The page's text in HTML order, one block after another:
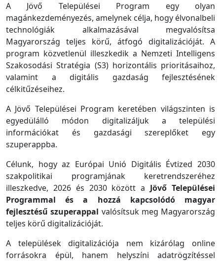
A Jövő Települései Program egy olyan
magánkezdeményezés, amelynek célja, hogy élvonalbeli
technológiák alkalmazásával megvalósítsa
Magyarország teljes körű, átfogó digitalizációját. A
program közvetlenül illeszkedik a Nemzeti Intelligens
Szakosodási Stratégia (S3) horizontális prioritásaihoz,
valamint a digitális gazdaság fejlesztésének
célkitűzéseihez.
A Jövő Települései Program keretében világszinten is
egyedülálló módon digitalizáljuk a települési
információkat és gazdasági szereplőket egy
szuperappba.
Célunk, hogy az Európai Unió Digitális Évtized 2030
szakpolitikai programjának keretrendszeréhez
illeszkedve, 2026 és 2030 között a Jövő Települései
Programmal és a hozzá kapcsolódó magyar
fejlesztésű szuperappal valósítsuk meg Magyarország
teljes körű digitalizációját.
A települések digitalizációja nem kizárólag online
forrásokra épül, hanem helyszíni adatrögzítéssel